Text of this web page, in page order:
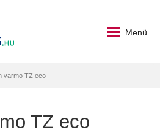
Menü
varmo TZ eco
TZ eco